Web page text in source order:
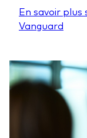
En savoir plus
Vanguard